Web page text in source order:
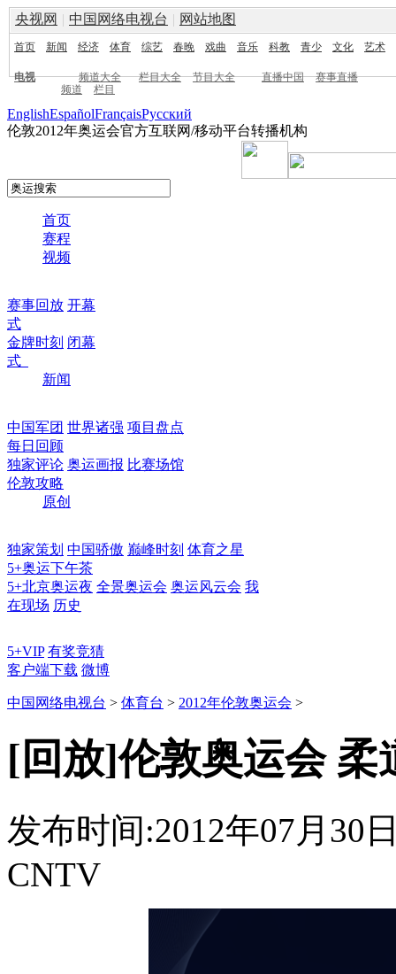
央视网 | 中国网络电视台 | 网站地图
首页 新闻 经济 体育 综艺 春晚 戏曲 音乐 科教 青少 文化 艺术
电视 频道大全 栏目大全 节目大全 直播中国
赛事直播
频道
栏目
EnglishEspañolFrançaisPусский
伦敦2012年奥运会官方互联网/移动平台转播机构
首页
赛程
视频
赛事回放 开幕
式
金牌时刻 闭幕
式
新闻
中国军团 世界诸强 项目盘点
每日回顾
独家评论 奥运画报 比赛场馆
伦敦攻略
原创
独家策划 中国骄傲 巅峰时刻 体育之星
5+奥运下午茶
5+北京奥运夜 全景奥运会 奥运风云会 我
在现场 历史
5+VIP 有奖竞猜
客户端下载 微博
中国网络电视台 > 体育台 > 2012年伦敦奥运会 >
[回放]伦敦奥运会 柔
发布时间:2012年07月30
CNTV